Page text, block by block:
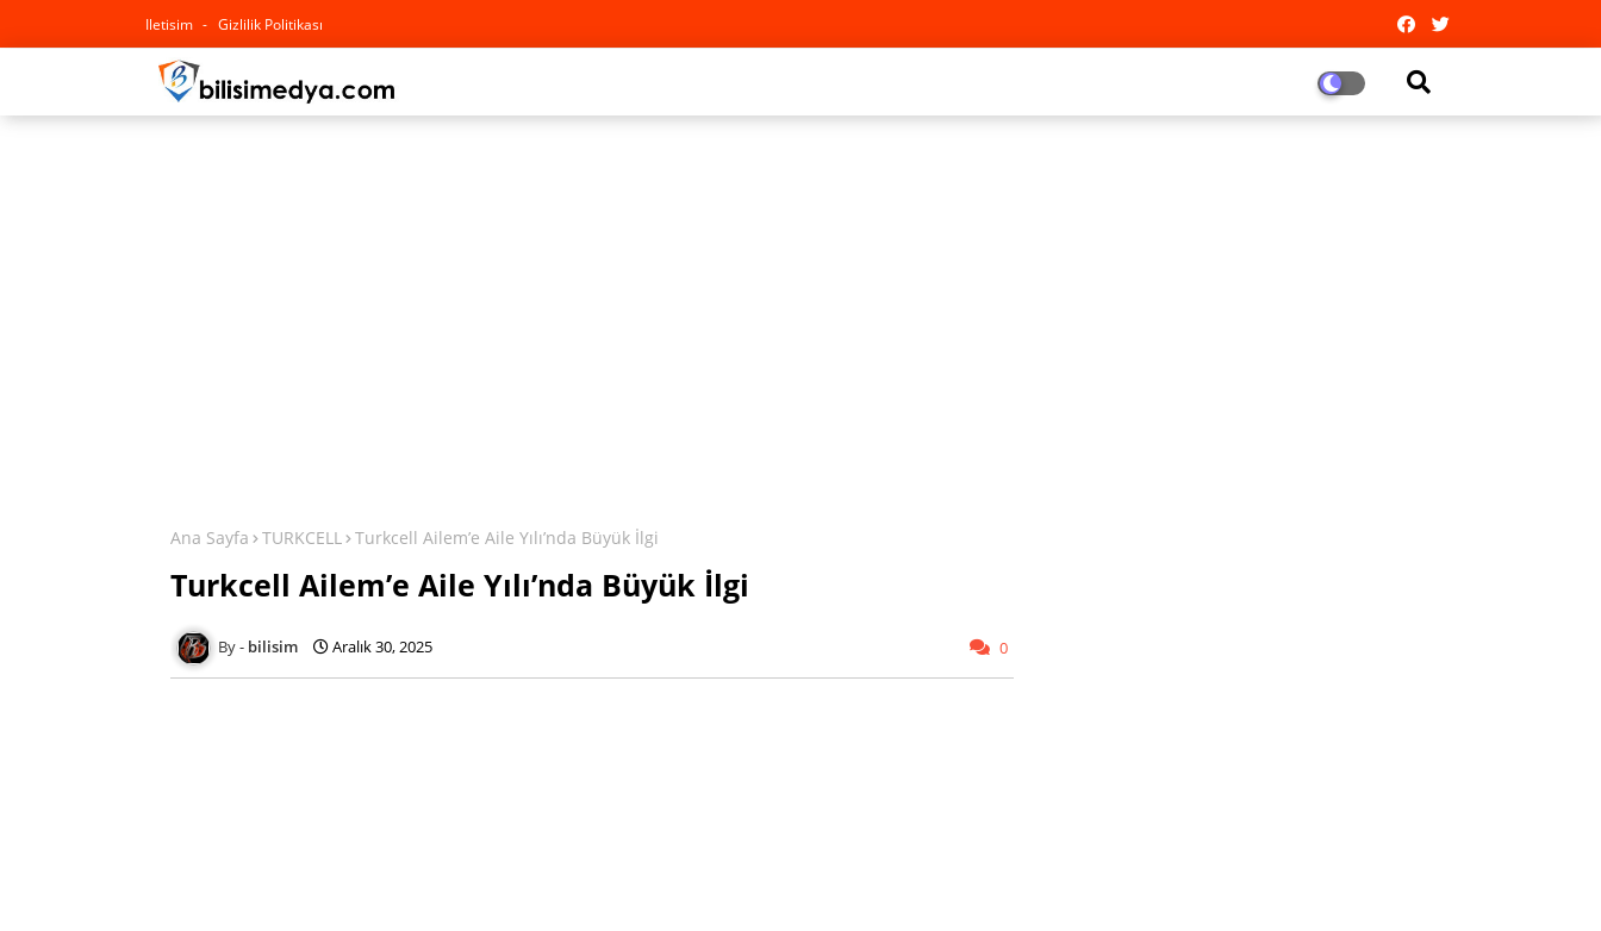
Iletisim Gizlilik Politikası
Ana Sayfa TURKCELL Turkcell Ailem’e Aile Yılı’nda Büyük İlgi
Turkcell Ailem’e Aile Yılı’nda Büyük İlgi
bilisim Aralık 30, 2025 0